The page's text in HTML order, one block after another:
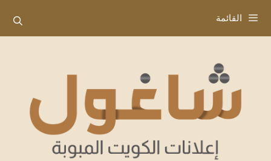
إلى
المحتوى
القائمة